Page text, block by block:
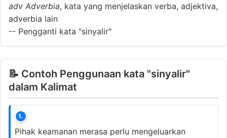
adv Adverbia, kata yang menjelaskan verba, adjektiva,
adverbia lain
-- Pengganti kata "sinyalir"
📝 Contoh Penggunaan kata "sinyalir"
dalam Kalimat
1.
Pihak keamanan merasa perlu mengeluarkan